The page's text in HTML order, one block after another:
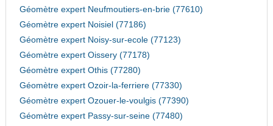
Géomètre expert Neufmoutiers-en-brie (77610)
Géomètre expert Noisiel (77186)
Géomètre expert Noisy-sur-ecole (77123)
Géomètre expert Oissery (77178)
Géomètre expert Othis (77280)
Géomètre expert Ozoir-la-ferriere (77330)
Géomètre expert Ozouer-le-voulgis (77390)
Géomètre expert Passy-sur-seine (77480)